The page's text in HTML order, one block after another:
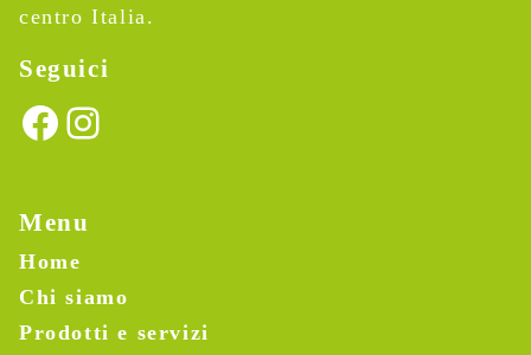
centro Italia.
Seguici
Facebook
Instagram
Menu
Home
Chi siamo
Prodotti e servizi